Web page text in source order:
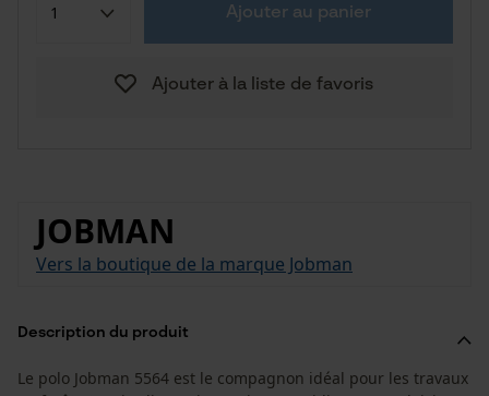
Ajouter au panier
Ajouter à la liste de favoris
JOBMAN
Vers la boutique de la marque Jobman
Description du produit
Le polo Jobman 5564 est le compagnon idéal pour les travaux